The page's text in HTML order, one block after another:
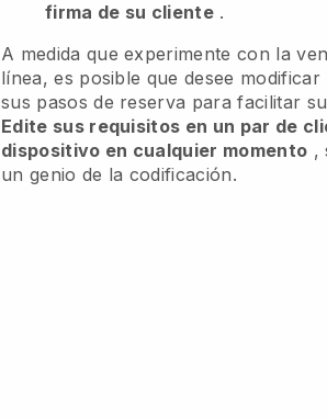
firma de su cliente .
A medida que experimente con la
línea, es posible que desee modificar
sus pasos de reserva para facilitar
Edite sus requisitos en un par de
dispositivo en cualquier momento ,
un genio de la codificación.